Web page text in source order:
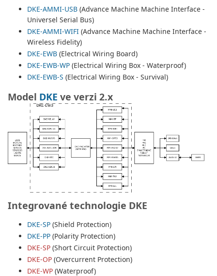
DKE-AMMI-USB (Advance Machine Machine Interface -
Universel Serial Bus)
DKE-AMMI-WIFI (Advance Machine Machine Interface -
Wireless Fidelity)
DKE-EWB (Electrical Wiring Board)
DKE-EWB-WP (Electrical Wiring Box - Waterproof)
DKE-EWB-S (Electrical Wiring Box - Survival)
Model DKE ve verzi 2.x
Integrované technologie DKE
DKE-SP (Shield Protection)
DKE-PP (Polarity Protection)
DKE-SP (Short Circuit Protection)
DKE-OP (Overcurrent Protection)
DKE-WP (Waterproof)